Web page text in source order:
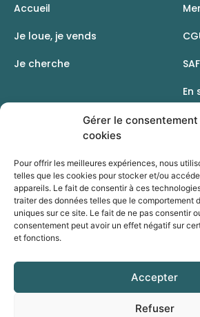
Gérer le consentement
cookies
Pour offrir les meilleures expériences, nous
telles que les cookies pour stocker et/ou
appareils. Le fait de consentir à ces
traiter des données telles que le comportement
uniques sur ce site. Le fait de ne pas consentir
consentement peut avoir un effet négatif sur
et fonctions.
Accepter
Refuser
Accueil
Je loue, je vends
Je cherche
En
Une initiative de la Chambre